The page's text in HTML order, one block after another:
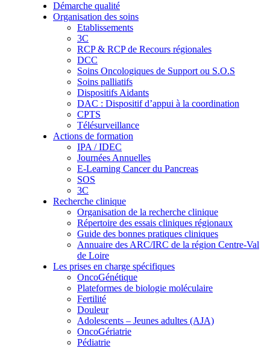
Démarche qualité
Organisation des soins
Etablissements
3C
RCP & RCP de Recours régionales
DCC
Soins Oncologiques de Support ou S.O.S
Soins palliatifs
Dispositifs Aidants
DAC : Dispositif d’appui à la coordination
CPTS
Télésurveillance
Actions de formation
IPA / IDEC
Journées Annuelles
E-Learning Cancer du Pancreas
SOS
3C
Recherche clinique
Organisation de la recherche clinique
Répertoire des essais cliniques régionaux
Guide des bonnes pratiques cliniques
Annuaire des ARC/IRC de la région Centre-Val
de Loire
Les prises en charge spécifiques
OncoGénétique
Plateformes de biologie moléculaire
Fertilité
Douleur
Adolescents – Jeunes adultes (AJA)
OncoGériatrie
Pédiatrie